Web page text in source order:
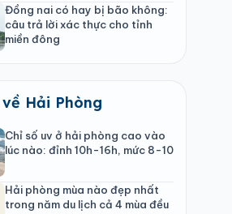
Đồng nai có hay bị bão không:
câu trả lời xác thực cho tỉnh
miền đông
Hải Phòng
Chỉ số uv ở hải phòng cao vào
lúc nào: đỉnh 10h-16h, mức 8-10
Hải phòng mùa nào đẹp nhất
trong năm du lịch cả 4 mùa đều